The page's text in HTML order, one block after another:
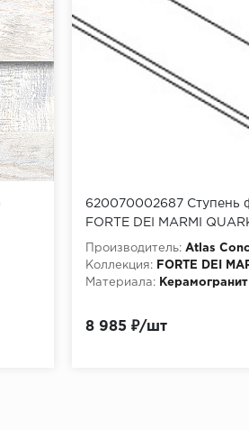
620070002687 Ступень
FORTE DEI MARMI
BLANC SCAL FRONT
Производитель: Atlas
Коллекция:
FORTE DEI
Материала:
Керамогранит
8 985 ₽/шт